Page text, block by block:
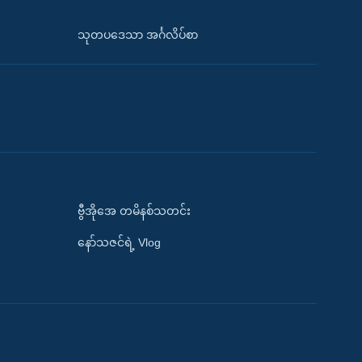
သုတပဒေသာ အင်္ဂလိပ်စာ
ဗွီအိုအေ တမိနစ်သတင်း
နော်သဇင်ရဲ့ Vlog